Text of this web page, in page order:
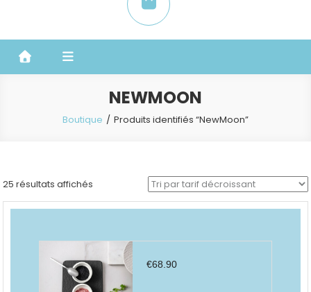
item
NEWMOON
Boutique Produits identifiés “NewMoon”
25 résultats affichés
par
€68.90